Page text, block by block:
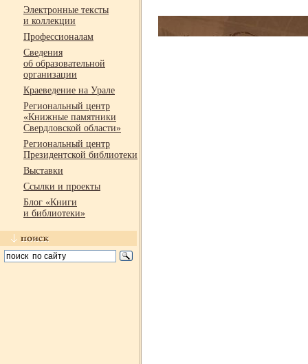
Электронные тексты
и коллекции
Профессионалам
Сведения
об образовательной
организации
Краеведение на Урале
Региональный центр
«Книжные памятники
Свердловской области»
Региональный центр
Президентской библиотеки
Выставки
Ссылки и проекты
Блог «Книги
и библиотеки»